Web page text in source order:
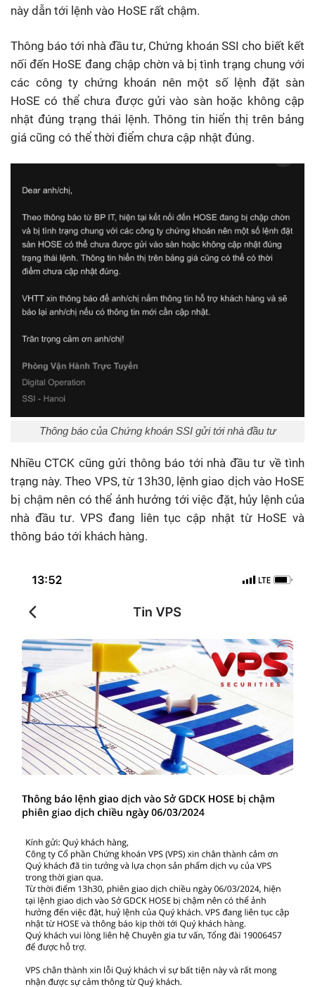
này dẫn tới lệnh vào HoSE rất chậm.
Thông báo tới nhà đầu tư, Chứng khoán SSI cho biết kết
nối đến HoSE đang chập chờn và bị tình trạng chung với
các công ty chứng khoán nên một số lệnh đặt sàn
HoSE có thể chưa được gửi vào sàn hoặc không cập
nhật đúng trạng thái lệnh. Thông tin hiển thị trên bảng
giá cũng có thể thời điểm chưa cập nhật đúng.
Thông báo của Chứng khoán SSI gửi tới nhà đầu tư
Nhiều CTCK cũng gửi thông báo tới nhà đầu tư về tình
trạng này. Theo VPS, từ 13h30, lệnh giao dịch vào HoSE
bị chậm nên có thể ảnh hưởng tới việc đặt, hủy lệnh của
nhà đầu tư. VPS đang liên tục cập nhật từ HoSE và
thông báo tới khách hàng.